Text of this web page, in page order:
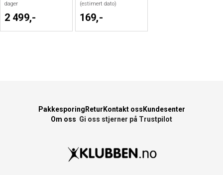
dager
2 499,-
(estimert dato)
169,-
PakkesporingReturKontakt ossKundesenter
Om oss Gi oss stjerner på Trustpilot